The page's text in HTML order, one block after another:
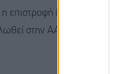
επιστροφή δεν μπορεί να
στην ΑΑΔΕ, ώστε να